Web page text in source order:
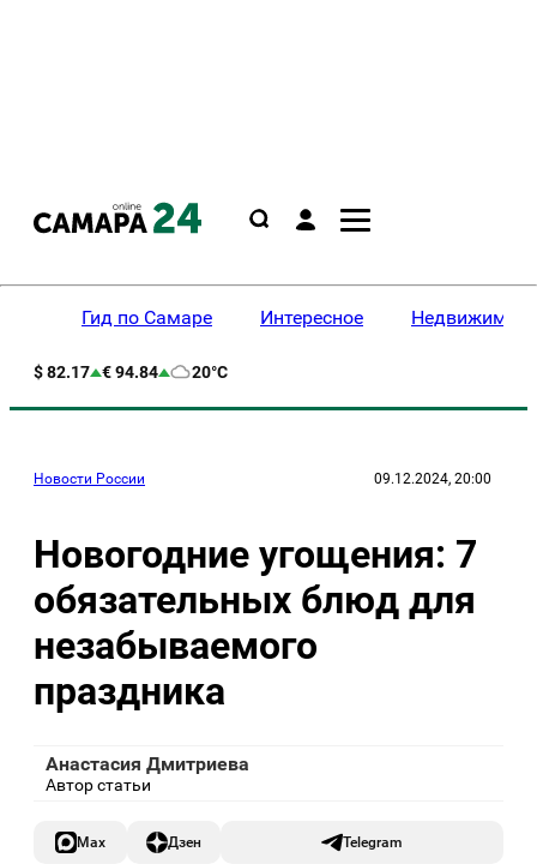
Гид по Самаре Интересное
$ 82.17 € 94.84 20°C
Новости России 09.12.2024, 20:00
Новогодние угощения: 7
обязательных блюд для
незабываемого
праздника
Анастасия Дмитриева
Автор статьи
Max Дзен Telegram